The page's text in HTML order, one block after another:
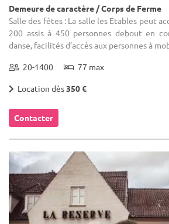
Demeure de caractère / Corps de Ferme
Salle des fêtes : La salle les Etables peut
200 assis à 450 personnes debout en
danse, facilités d’accès aux personnes à
20-1400 77 max
Location dès350 €
Contacter